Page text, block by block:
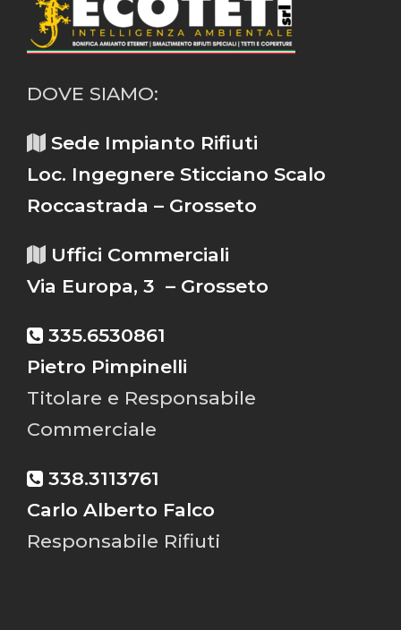
DOVE SIAMO:
Sede Impianto Rifiuti
Loc. Ingegnere Sticciano Scalo
Roccastrada – Grosseto
Uffici Commerciali
Via Europa, 3 – Grosseto
335.6530861
Pietro Pimpinelli
Titolare e Responsabile
Commerciale
338.3113761
Carlo Alberto Falco
Responsabile Rifiuti